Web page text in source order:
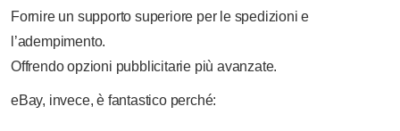
Fornire un supporto superiore per le spedizioni e
l’adempimento.
Offrendo opzioni pubblicitarie più avanzate.
eBay, invece, è fantastico perché: